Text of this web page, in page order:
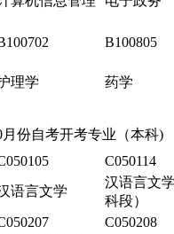
B100805
理学 药学
月份自考开考专业（本科)
C050114
语言文学
汉语言文
科段）
C050208